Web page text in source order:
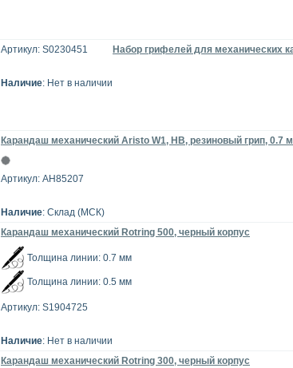
Набор грифелей для механических
Артикул: S0230451
Наличие: Нет в наличии
Карандаш механический Aristo W1, HB, резиновый грип, 0.7
Артикул: AH85207
Наличие: Склад (МСК)
Карандаш механический Rotring 500, черный корпус
Толщина линии: 0.7 мм
Толщина линии: 0.5 мм
Артикул: S1904725
Наличие: Нет в наличии
Карандаш механический Rotring 300, черный корпус